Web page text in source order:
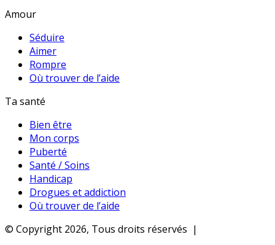
Amour
Séduire
Aimer
Rompre
Où trouver de l’aide
Ta santé
Bien être
Mon corps
Puberté
Santé / Soins
Handicap
Drogues et addiction
Où trouver de l’aide
© Copyright 2026, Tous droits réservés |